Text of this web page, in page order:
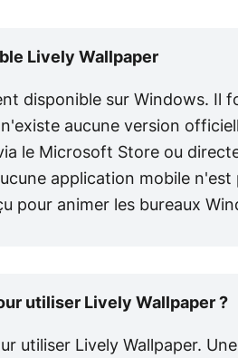
Lively Wallpaper
disponible sur Windows. Il
aucune version
le Microsoft Store ou
application mobile n'est
pour animer les bureaux
utiliser Lively Wallpaper ?
utiliser Lively Wallpaper.